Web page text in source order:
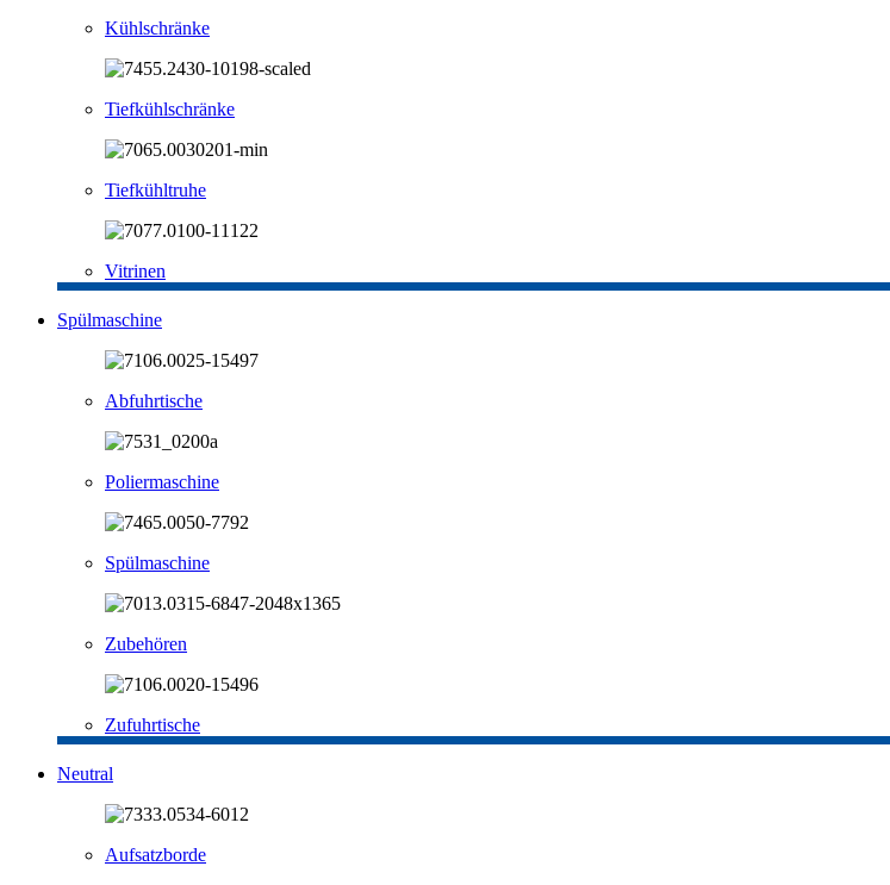
Kühlschränke
Tiefkühlschränke
Tiefkühltruhe
Vitrinen
Spülmaschine
Abfuhrtische
Poliermaschine
Spülmaschine
Zubehören
Zufuhrtische
Neutral
Aufsatzborde